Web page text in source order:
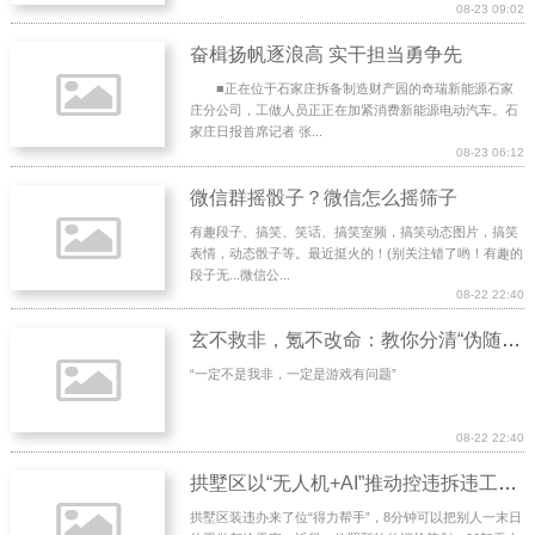
08-23 09:02
奋楫扬帆逐浪高 实干担当勇争先
■正在位于石家庄拆备制造财产园的奇瑞新能源石家
庄分公司，工做人员正正在加紧消费新能源电动汽车。石
家庄日报首席记者 张...
08-23 06:12
微信群摇骰子？微信怎么摇筛子
有趣段子、搞笑、笑话、搞笑室频，搞笑动态图片，搞笑
表情，动态骰子等。最近挺火的！(别关注错了哟！有趣的
段子无...微信公...
08-22 22:40
玄不救非，氪不改命：教你分清“伪随机”和“真随机”
“一定不是我非，一定是游戏有问题”
08-22 22:40
拱墅区以“无人机+AI”推动控违拆违工作提效提质
拱墅区装违办来了位“得力帮手”，8分钟可以把别人一末日